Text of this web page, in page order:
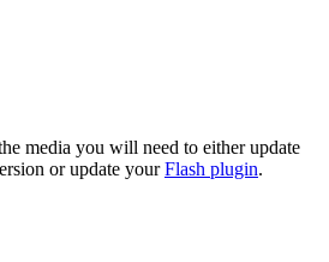
media you will need to either update
or update yourFlash plugin.